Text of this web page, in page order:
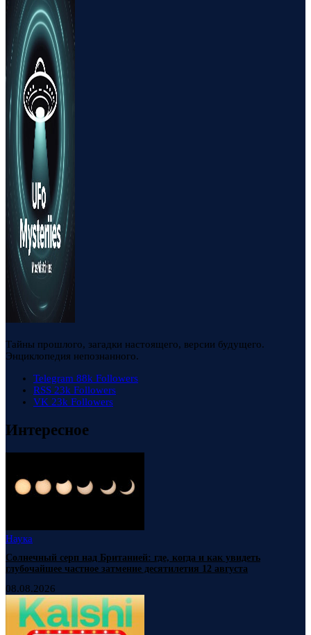
Тайны прошлого, загадки настоящего, версии будущего.
Энциклопедия непознанного.
Telegram 88k Followers
RSS 23k Followers
VK 23k Followers
Интересное
Наука
Солнечный серп над Британией: где, когда и как увидеть
глубочайшее частное затмение десятилетия 12 августа
08.08.2026